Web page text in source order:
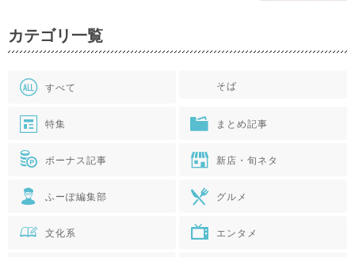
カテゴリ一覧
すべて そば
特集 まとめ記事
ボーナス記事 新店・旬ネタ
ふーぽ編集部 グルメ
文化系 エンタメ